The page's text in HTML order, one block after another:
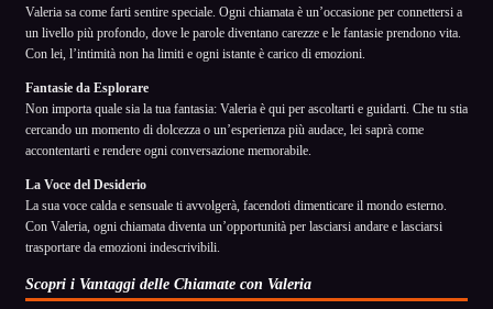
Valeria sa come farti sentire speciale. Ogni chiamata è un’occasione per connettersi a
un livello più profondo, dove le parole diventano carezze e le fantasie prendono vita.
Con lei, l’intimità non ha limiti e ogni istante è carico di emozioni.
Fantasie da Esplorare
Non importa quale sia la tua fantasia: Valeria è qui per ascoltarti e guidarti. Che tu stia
cercando un momento di dolcezza o un’esperienza più audace, lei saprà come
accontentarti e rendere ogni conversazione memorabile.
La Voce del Desiderio
La sua voce calda e sensuale ti avvolgerà, facendoti dimenticare il mondo esterno.
Con Valeria, ogni chiamata diventa un’opportunità per lasciarsi andare e lasciarsi
trasportare da emozioni indescrivibili.
Scopri i Vantaggi delle Chiamate con Valeria